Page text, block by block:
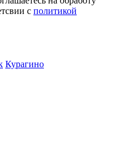
с политикой
Курагино